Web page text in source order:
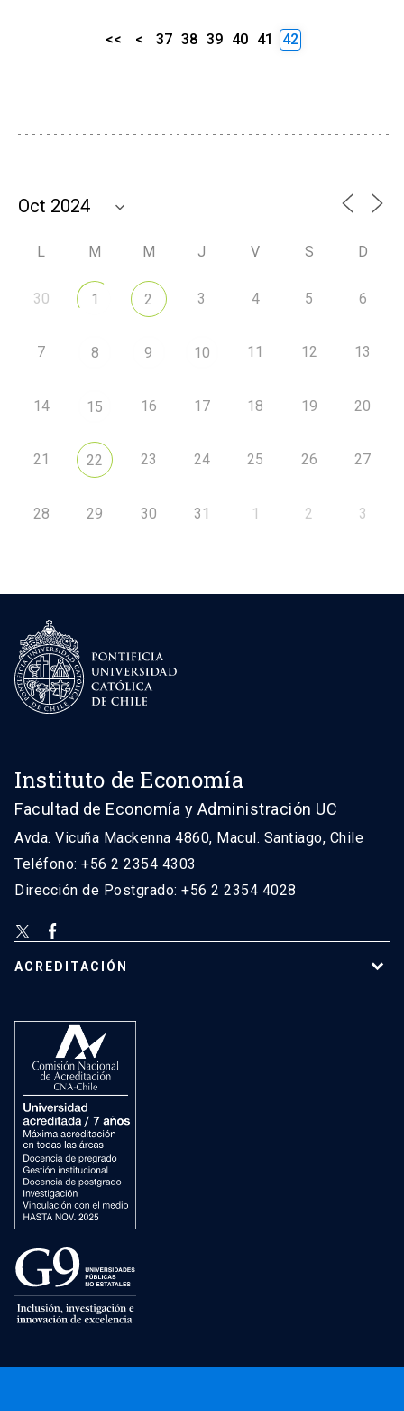
<< < 37 38 39 40 41 42
L M M J V S D
30 1 2 3 4 5 6
7 8 9 10 11 12 13
14 15 16 17 18 19 20
21 22 23 24 25 26 27
28 29 30 31 1 2 3
Instituto de Economía
Facultad de Economía y Administración UC
Avda. Vicuña Mackenna 4860, Macul. Santiago, Chile
Teléfono: +56 2 2354 4303
Dirección de Postgrado: +56 2 2354 4028
ACREDITACIÓN